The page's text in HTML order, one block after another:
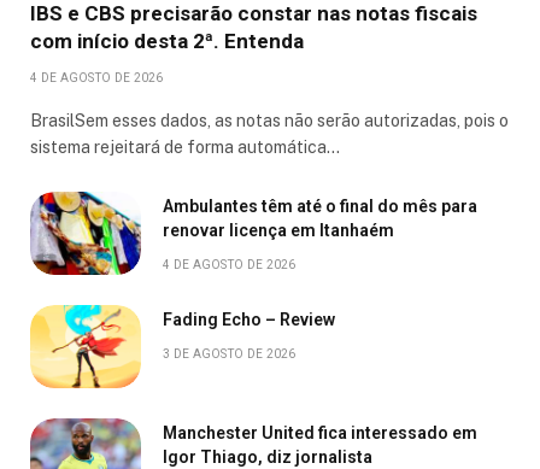
IBS e CBS precisarão constar nas notas fiscais
com início desta 2ª. Entenda
4 DE AGOSTO DE 2026
BrasilSem esses dados, as notas não serão autorizadas, pois o
sistema rejeitará de forma automática…
Ambulantes têm até o final do mês para
renovar licença em Itanhaém
4 DE AGOSTO DE 2026
Fading Echo – Review
3 DE AGOSTO DE 2026
Manchester United fica interessado em
Igor Thiago, diz jornalista